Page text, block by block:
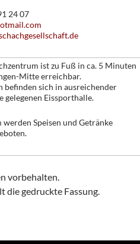
24 07
e
ist zu Fuß in ca. 5 Minuten
Mitte erreichbar.
befinden sich in ausreichender
gelegenen Eissporthalle.
werden Speisen und Getränke
vorbehalten.
die gedruckte Fassung.